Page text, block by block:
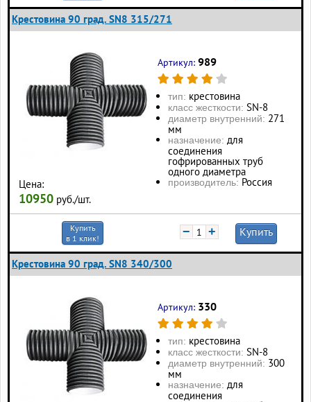
Крестовина 90 град. SN8 315/271
Цена:
10950 руб./шт.
Артикул: 989
тип: крестовина
класс жесткости: SN-8
диаметр внутренний: 271
мм
назначение: для
соединения
гофрированных труб
одного диаметра
производитель: Россия
Купить
в 1 клик!
− + Купить
Крестовина 90 град. SN8 340/300
Артикул: 330
тип: крестовина
класс жесткости: SN-8
диаметр внутренний: 300
мм
назначение: для
соединения